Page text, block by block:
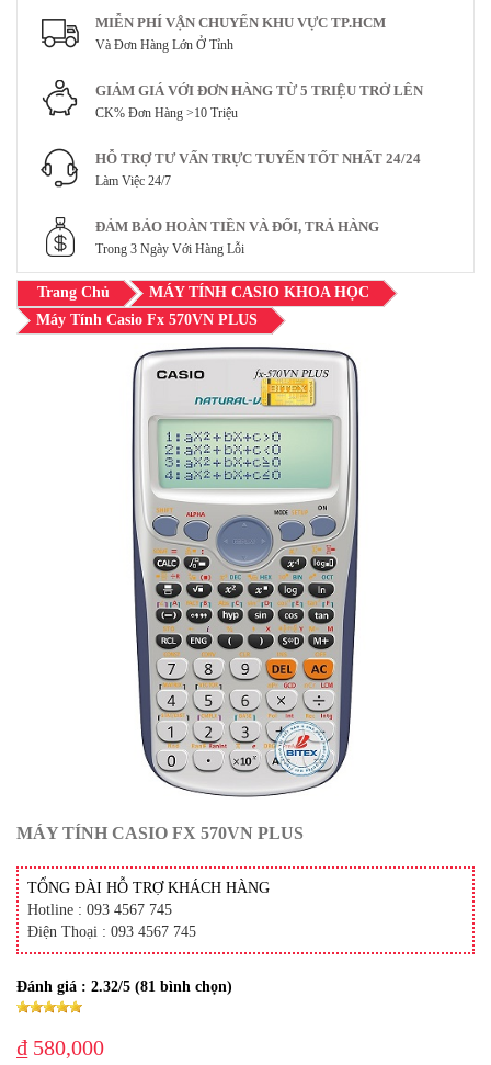
MIỄN PHÍ VẬN CHUYỂN KHU VỰC TP.HCM
Và Đơn Hàng Lớn Ở Tỉnh
GIẢM GIÁ VỚI ĐƠN HÀNG TỪ 5 TRIỆU TRỞ LÊN
CK% Đơn Hàng >10 Triệu
HỖ TRỢ TƯ VẤN TRỰC TUYẾN TỐT NHẤT 24/24
Làm Việc 24/7
ĐẢM BẢO HOÀN TIỀN VÀ ĐỔI, TRẢ HÀNG
Trong 3 Ngày Với Hàng Lỗi
Trang Chủ
MÁY TÍNH CASIO KHOA HỌC
Máy Tính Casio Fx 570VN PLUS
MÁY TÍNH CASIO FX 570VN PLUS
TỔNG ĐÀI HỖ TRỢ KHÁCH HÀNG
Hotline : 093 4567 745
Điện Thoại : 093 4567 745
Đánh giá : 2.32/5 (81 bình chọn)
₫ 580,000